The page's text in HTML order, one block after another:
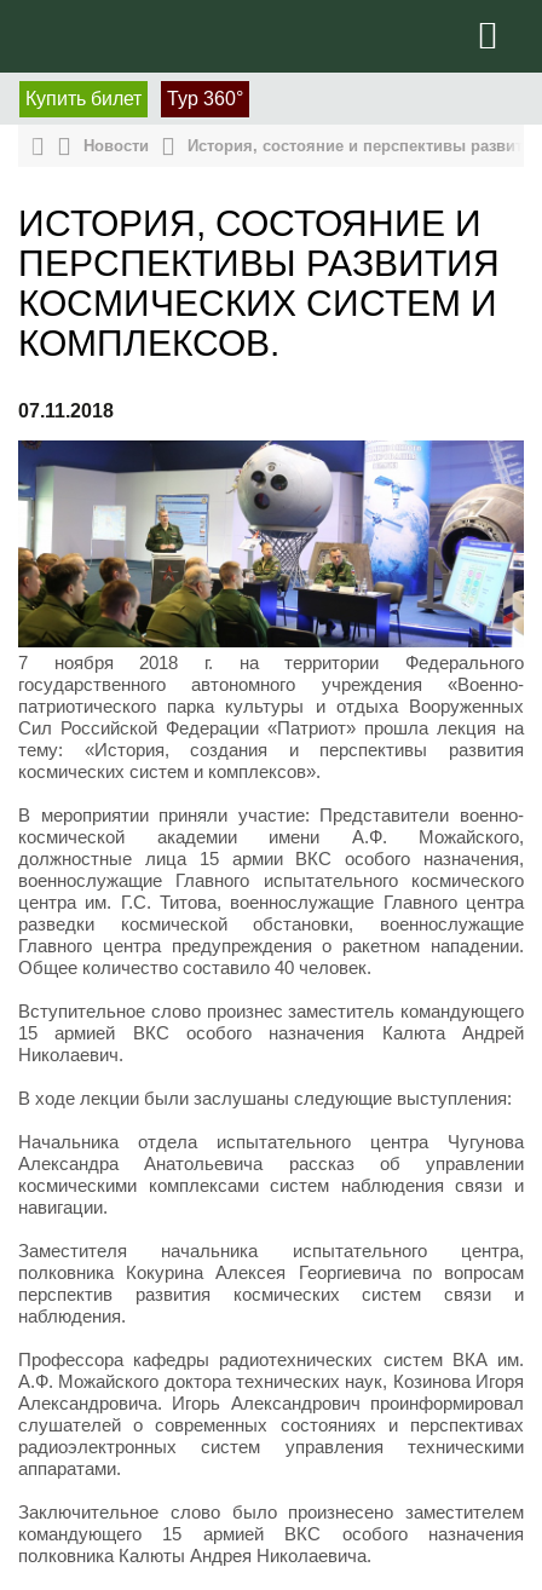
Купить билет Тур 360°
Новости История, состояние и перспективы
ИСТОРИЯ, СОСТОЯНИЕ И
ПЕРСПЕКТИВЫ РАЗВИТИЯ
КОСМИЧЕСКИХ СИСТЕМ И
КОМПЛЕКСОВ.
07.11.2018
7 ноября 2018 г. на территории Федерального
государственного автономного учреждения «Военно-
патриотического парка культуры и отдыха Вооруженных
Сил Российской Федерации «Патриот» прошла лекция на
тему: «История, создания и перспективы развития
космических систем и комплексов».
В мероприятии приняли участие: Представители военно-
космической академии имени А.Ф. Можайского,
должностные лица 15 армии ВКС особого назначения,
военнослужащие Главного испытательного космического
центра им. Г.С. Титова, военнослужащие Главного центра
разведки космической обстановки, военнослужащие
Главного центра предупреждения о ракетном нападении.
Общее количество составило 40 человек.
Вступительное слово произнес заместитель командующего
15 армией ВКС особого назначения Калюта Андрей
Николаевич.
В ходе лекции были заслушаны следующие выступления:
Начальника отдела испытательного центра Чугунова
Александра Анатольевича рассказ об управлении
космическими комплексами систем наблюдения связи и
навигации.
Заместителя начальника испытательного центра,
полковника Кокурина Алексея Георгиевича по вопросам
перспектив развития космических систем связи и
наблюдения.
Профессора кафедры радиотехнических систем ВКА им.
А.Ф. Можайского доктора технических наук, Козинова Игоря
Александровича. Игорь Александрович проинформировал
слушателей о современных состояниях и перспективах
радиоэлектронных систем управления техническими
аппаратами.
Заключительное слово было произнесено заместителем
командующего 15 армией ВКС особого назначения
полковника Калюты Андрея Николаевича.